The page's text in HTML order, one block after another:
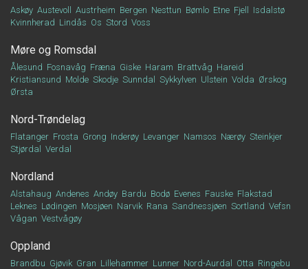
Askøy Austevoll Austrheim Bergen Nesttun Bømlo Etne Fjell
Isdalstø
Kvinnherad Lindås Os Stord Voss
Møre og Romsdal
Ålesund Fosnavåg Fræna Giske Haram Brattvåg Hareid
Kristiansund Molde Skodje Sunndal Sykkylven Ulstein Volda Ørskog
Ørsta
Nord-Trøndelag
Flatanger Frosta Grong Inderøy Levanger Namsos Nærøy Steinkjer
Stjørdal
Verdal
Nordland
Alstahaug Andenes Andøy Bardu Bodø Evenes Fauske Flakstad
Leknes Lødingen Mosjøen Narvik Rana Sandnessjøen Sortland Vefsn
Vågan Vestvågøy
Oppland
Brandbu Gjøvik Gran Lillehammer Lunner Nord-Aurdal Otta Ringebu